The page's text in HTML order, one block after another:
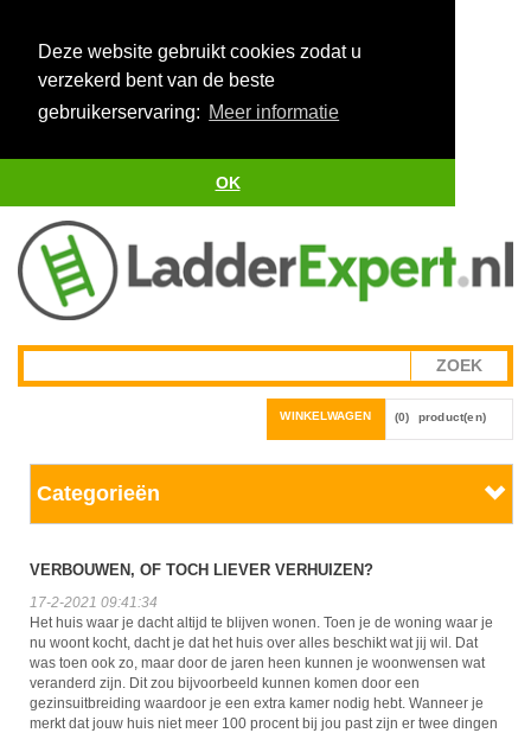
Deze website gebruikt cookies zodat u
verzekerd bent van de beste
gebruikerservaring: Meer informatie
OK
WINKELWAGEN (0) product(en)
Categorieën
VERBOUWEN, OF TOCH LIEVER VERHUIZEN?
17-2-2021 09:41:34
Het huis waar je dacht altijd te blijven wonen. Toen je de woning waar je
nu woont kocht, dacht je dat het huis over alles beschikt wat jij wil. Dat
was toen ook zo, maar door de jaren heen kunnen je woonwensen wat
veranderd zijn. Dit zou bijvoorbeeld kunnen komen door een
gezinsuitbreiding waardoor je een extra kamer nodig hebt. Wanneer je
merkt dat jouw huis niet meer 100 procent bij jou past zijn er twee dingen